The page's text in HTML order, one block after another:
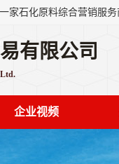
有限公司
企业视频